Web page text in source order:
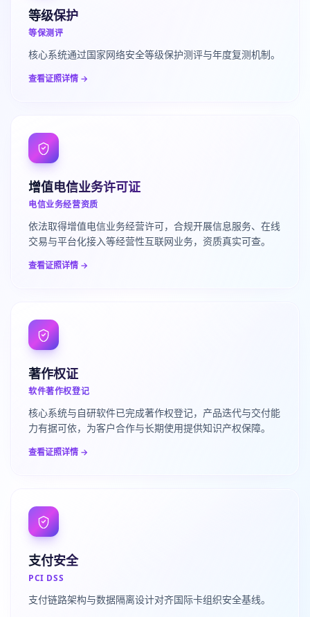
等级保护
等保测评
核心系统通过国家网络安全等级保护测评与年度复测机制。
查看证照详情 →
增值电信业务许可证
电信业务经营资质
依法取得增值电信业务经营许可，合规开展信息服务、在线
交易与平台化接入等经营性互联网业务，资质真实可查。
查看证照详情 →
著作权证
软件著作权登记
核心系统与自研软件已完成著作权登记，产品迭代与交付能
力有据可依，为客户合作与长期使用提供知识产权保障。
查看证照详情 →
支付安全
PCI DSS
支付链路架构与数据隔离设计对齐国际卡组织安全基线。